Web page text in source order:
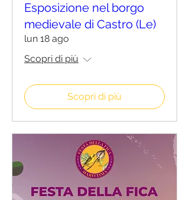
Esposizione nel borgo
medievale di Castro (Le)
lun 18 ago
Scopri di più
Scopri di più